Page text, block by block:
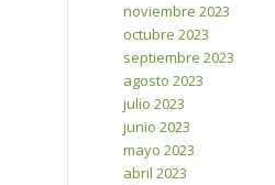
noviembre 2023
octubre 2023
septiembre 2023
agosto 2023
julio 2023
junio 2023
mayo 2023
abril 2023